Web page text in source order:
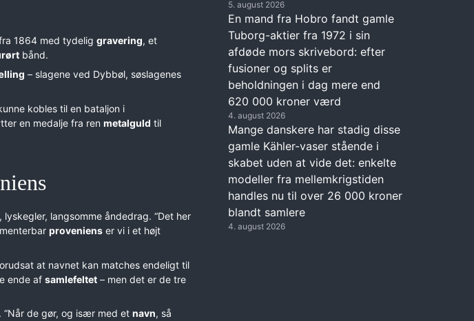
1864 med tydelig gravering, et
bånd.
– slagene ved Dybbøl, søslagenes
kobles til en bataljon i
en medalje fra ren metalguld til
lyskegler, langsomme åndedrag. “Det her
proveniens er vi i et højt
at navnet kan matches endeligt til
ende af samlefeltet – men det er de tre
“Når de gør, og især med et navn, så
5. august 2026
En mand fra Hobro fandt gamle
Tuborg-aktier fra 1972 i sin
afdøde mors skrivebord: efter
fusioner og splits er
beholdningen i dag mere end
620 000 kroner værd
4. august 2026
Mange danskere har stadig disse
gamle Kähler-vaser stående i
skabet uden at vide det: enkelte
modeller fra mellemkrigstiden
handles nu til over 26 000 kroner
blandt samlere
4. august 2026